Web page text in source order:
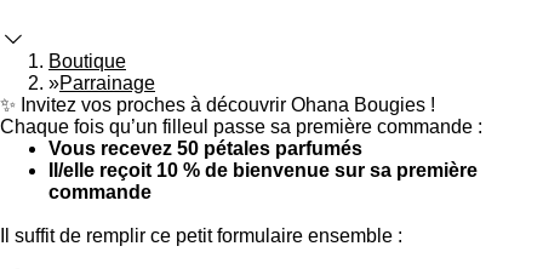
Boutique
»Parrainage
✨ Invitez vos proches à découvrir Ohana Bougies !
Chaque fois qu’un filleul passe sa première commande :
Vous recevez 50 pétales parfumés
Il/elle reçoit 10 % de bienvenue sur sa première
commande
Il suffit de remplir ce petit formulaire ensemble :